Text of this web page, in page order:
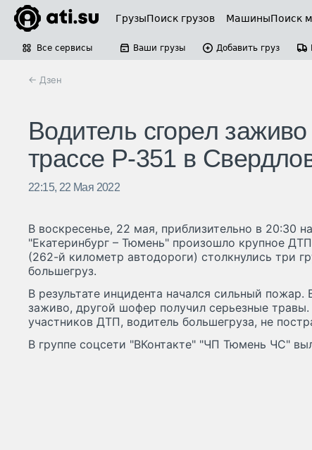
ГрузыПоиск грузов МашиныПоиск
Все сервисы Ваши грузы Добавить груз
← Дзен
Водитель сгорел
трассе Р-351 в
22:15, 22 Мая 2022
В воскресенье, 22 мая, приблизительно в 20:30
"Екатеринбург – Тюмень" произошло крупное
(262-й километр автодороги) столкнулись три
большегруз.
В результате инцидента начался сильный пожар.
заживо, другой шофер получил серьезные
участников ДТП, водитель большегруза, не
В группе соцсети "ВКонтакте" "ЧП Тюмень ЧС"